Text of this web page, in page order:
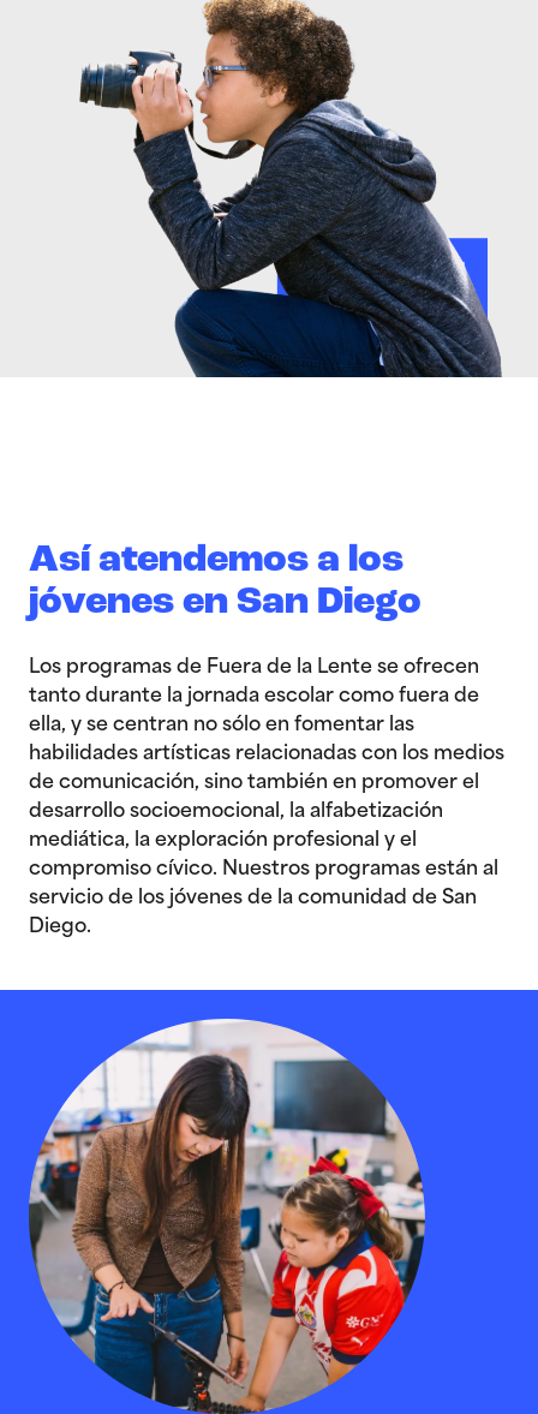
Así atendemos a los
jóvenes en San Diego
Los programas de Fuera de la Lente se ofrecen
tanto durante la jornada escolar como fuera de
ella, y se centran no sólo en fomentar las
habilidades artísticas relacionadas con los medios
de comunicación, sino también en promover el
desarrollo socioemocional, la alfabetización
mediática, la exploración profesional y el
compromiso cívico. Nuestros programas están al
servicio de los jóvenes de la comunidad de San
Diego.